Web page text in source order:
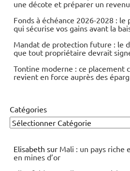
une décote et préparer un
Fonds à échéance 2026-2028 :
qui sécurise vos gains avant la
Mandat de protection future : le
que tout propriétaire devrait
Tontine moderne : ce placement
revient en force auprès des
Catégories
Elisabeth sur Mali : un pays riche
en mines d’or